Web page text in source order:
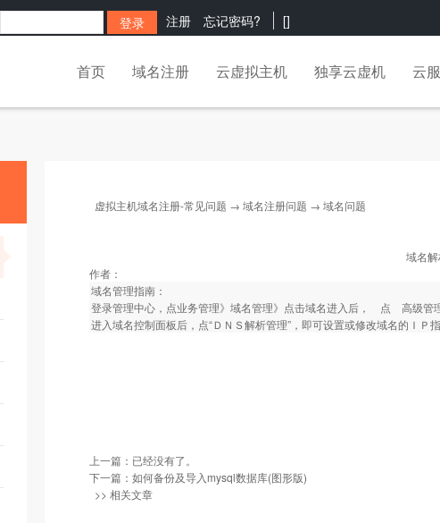
注册 忘记密码? []
首页 域名注册 云虚拟主机 独享云虚机 云
虚拟主机域名注册-常见问题 → 域名注册问题 → 域名问题
域名
作者：
域名管理指南：
登录管理中心，点业务管理》域名管理》点击域名进入后， 点 高级管理
进入域名控制面板后，点“ＤＮＳ解析管理”，即可设置或修改域名的ＩＰ指
上一篇：已经没有了。
下一篇： 如何备份及导入mysql数据库(图形版)
>> 相关文章